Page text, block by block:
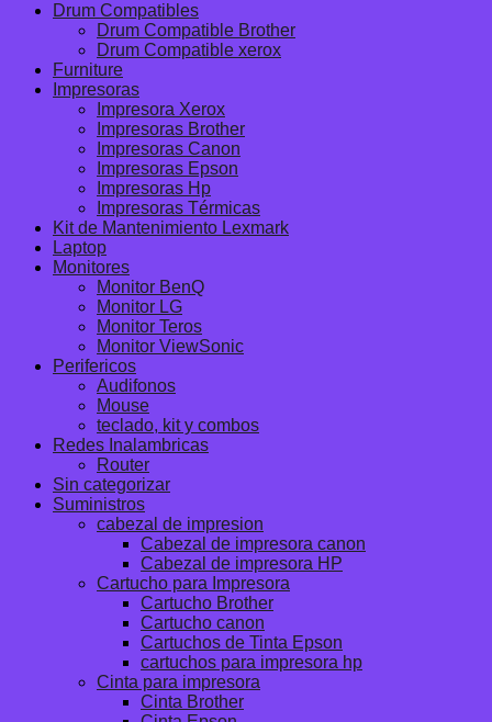
Drum Compatibles
Drum Compatible Brother
Drum Compatible xerox
Furniture
Impresoras
Impresora Xerox
Impresoras Brother
Impresoras Canon
Impresoras Epson
Impresoras Hp
Impresoras Térmicas
Kit de Mantenimiento Lexmark
Laptop
Monitores
Monitor BenQ
Monitor LG
Monitor Teros
Monitor ViewSonic
Perifericos
Audifonos
Mouse
teclado, kit y combos
Redes Inalambricas
Router
Sin categorizar
Suministros
cabezal de impresion
Cabezal de impresora canon
Cabezal de impresora HP
Cartucho para Impresora
Cartucho Brother
Cartucho canon
Cartuchos de Tinta Epson
cartuchos para impresora hp
Cinta para impresora
Cinta Brother